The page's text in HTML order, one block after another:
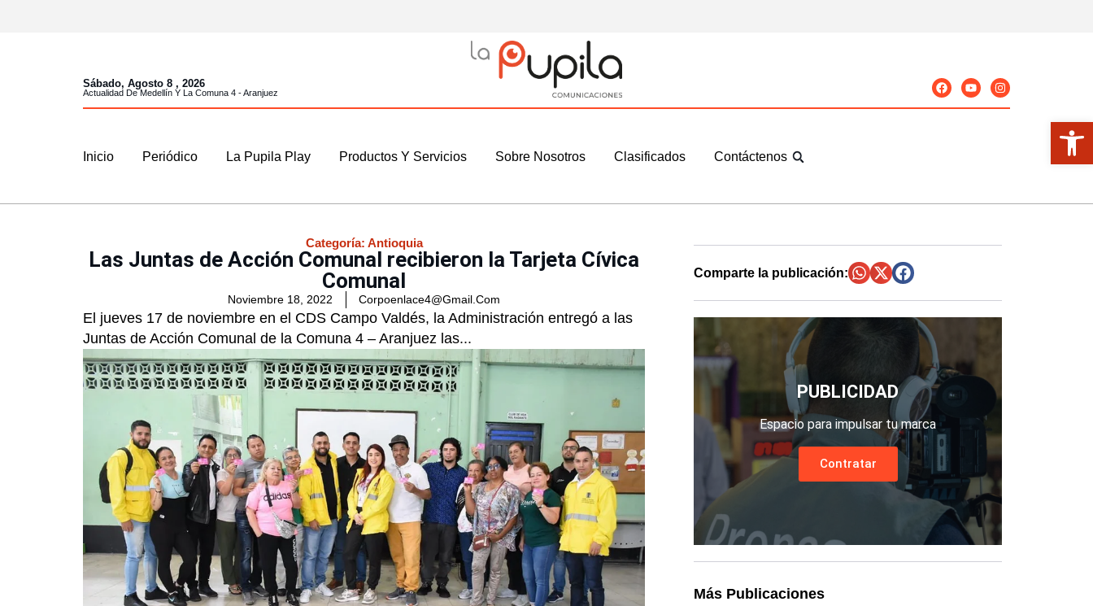
Sábado, Agosto 8 , 2026
Actualidad De Medellín Y La Comuna 4 - Aranjuez
Inicio Periódico La Pupila Play Productos Y Servicios Sobre Nosotros Clasificados Contáctenos
Categoría: Antioquia
Las Juntas de Acción Comunal recibieron la Tarjeta Cívica
Comunal
Noviembre 18, 2022 Corpoenlace4@gmail.com
El jueves 17 de noviembre en el CDS Campo Valdés, la Administración entregó a las
Juntas de Acción Comunal de la Comuna 4 – Aranjuez las...
Comparte la publicación:
PUBLICIDAD
Espacio para impulsar tu marca
Contratar
Más Publicaciones
Abrir